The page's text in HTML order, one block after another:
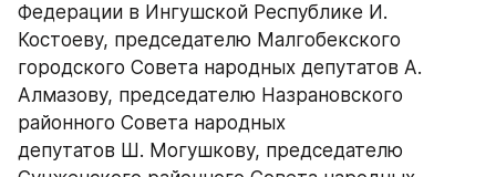
Федерации в Ингушской Республике И.
Костоеву, председателю Малгобекского
городского Совета народных депутатов А.
Алмазову, председателю Назрановского
районного Совета народных
депутатов Ш. Могушкову, председателю